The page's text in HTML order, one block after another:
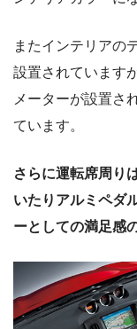
またインテリアの
設置されています
メーターが設置さ
ています。
さらに運転席周り
いたりアルミペダ
ーとしての満足感